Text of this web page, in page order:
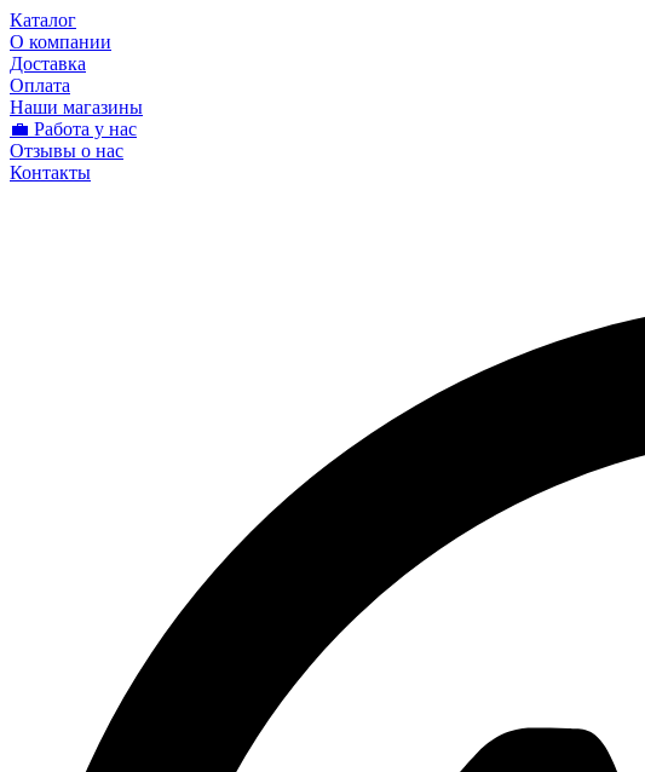
Каталог
О компании
Доставка
Оплата
Наши магазины
💼 Работа у нас
Отзывы о нас
Контакты